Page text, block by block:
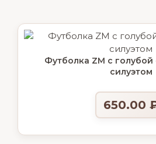
Футболка ZM с
силуэтом
650.00